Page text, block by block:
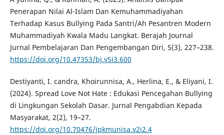
Penerapan Nilai Al-Islam Dan Kemuhammadiyahan
Terhadap Kasus Bullying Pada Santri/Ah Pesantren Modern
Muhammadiyah Kwala Madu Langkat. Berajah Journal
Jurnal Pembelajaran Dan Pengembangan Diri, 5(3), 227–238.
https://doi.org/10.47353/bj.v5i3.600
Destiyanti, I. candra, Khoirunnisa, A., Herlina, E., & Eliyani, I.
(2024). Spread Love Not Hate : Edukasi Pencegahan Bullying
di Lingkungan Sekolah Dasar. Jurnal Pengabdian Kepada
Masyarakat, 2(2), 19–27.
https://doi.org/10.70476/jpkmunisa.v2i2.4